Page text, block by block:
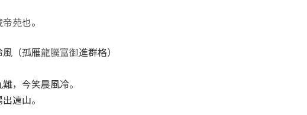
帝苑也。
（孤雁龍騰富御進群格）
，今笑晨風冷。
遠山。